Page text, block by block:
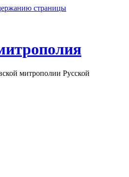
страницы
митрополии Русской